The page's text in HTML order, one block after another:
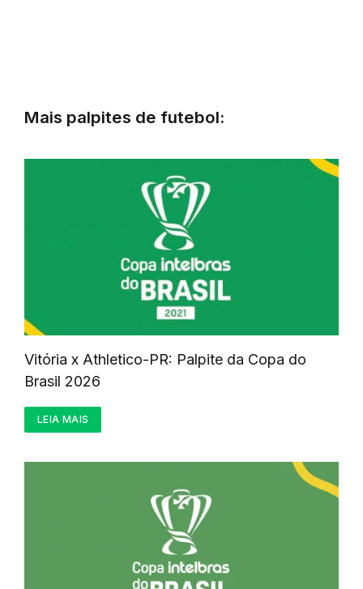
Mais palpites de futebol:
Vitória x Athletico-PR: Palpite da Copa do
Brasil 2026
LEIA MAIS